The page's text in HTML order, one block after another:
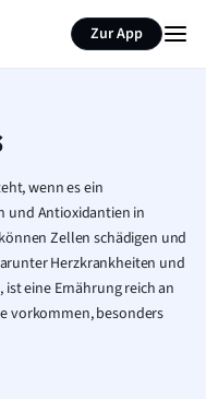
Zur App
wenn es ein
und Antioxidantien in
Zellen schädigen und
Herzkrankheiten und
eine Ernährung reich an
vorkommen, besonders